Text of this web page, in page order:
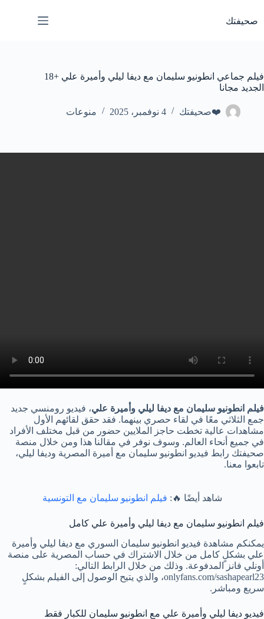
المحتوى
صحيفتك
فيلم جماعي انطونيو سليمان مع ديفا ليلي وأميرة علي +18
الجديد مجانا
❤️صحيفتك 4 نوفمبر، 2025 منوعات
فيلم انطونيو سليمان مع ديفا ليلي وأميرة علي، فيديو رومنسي جديد
جمع الثلاثي معًا في لقاء حصري بينهما. فقد حقق لقائهم الأول
مشاهدات عالية تخطت حاجز الملايين حضور من قبل مختلف الأفراد
في جميع أنحاء العالم. وسوف نوفر في مقالنا هذا ومن خلال منصة
صحيفتك رابط فيديو انطونيو سليمان مع أميرة المصرية وديفا ليلي،
تابعوا معنا.
شاهد أيضًا 🔥: فيلم انطونيو سليمان مع التونسية
فيلم انطونيو سليمان مع ديفا ليلي وأميرة علي كامل
يمكنكم مشاهدة فيديو انطونيو سليمان السوري مع ديفا ليلي وأميرة
علي بشكلٍ كامل من خلال الاشتراك في حساب المصرية على منصة
أونلي فانز المدفوعة. وذلك من خلال الرابط التالي:
onlyfans.com/sashapearl23، والذي يتيح الوصول إلى الفيلم بشكلٍ
سريع ومباشر.
فيديو ديفا ليلي وأميرة علي مع انطونيو سليمان للكبار فقط